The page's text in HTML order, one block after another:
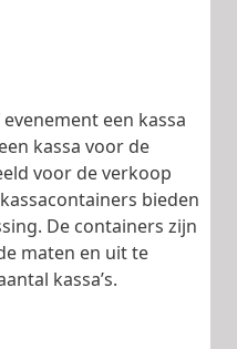
een kassa
kassa voor de
voor de verkoop
bieden
De containers zijn
maten en uit te
kassa’s.